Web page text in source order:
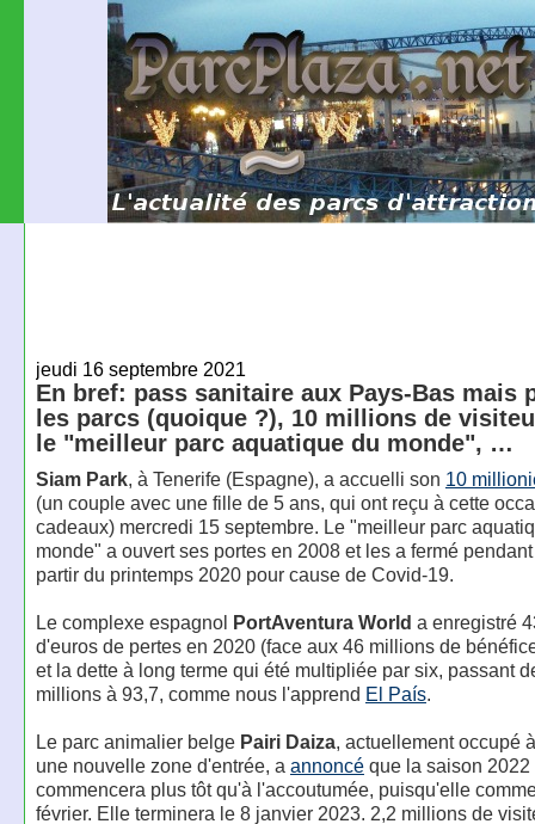
jeudi 16 septembre 2021
En bref: pass sanitaire aux Pays-Bas mais
les parcs (quoique ?), 10 millions de
le "meilleur parc aquatique du monde", …
Siam Park, à Tenerife (Espagne), a accuelli son 10
(un couple avec une fille de 5 ans, qui ont reçu à cette
cadeaux) mercredi 15 septembre. Le "meilleur parc
monde" a ouvert ses portes en 2008 et les a fermé
partir du printemps 2020 pour cause de Covid-19.
Le complexe espagnol PortAventura World a enregistré
d'euros de pertes en 2020 (face aux 46 millions de
et la dette à long terme qui été multipliée par six, passant
millions à 93,7, comme nous l'apprend El País.
Le parc animalier belge Pairi Daiza, actuellement occupé
une nouvelle zone d'entrée, a annoncéque la saison 2022
commencera plus tôt qu'à l'accoutumée, puisqu'elle
février. Elle terminera le 8 janvier 2023. 2,2 millions de